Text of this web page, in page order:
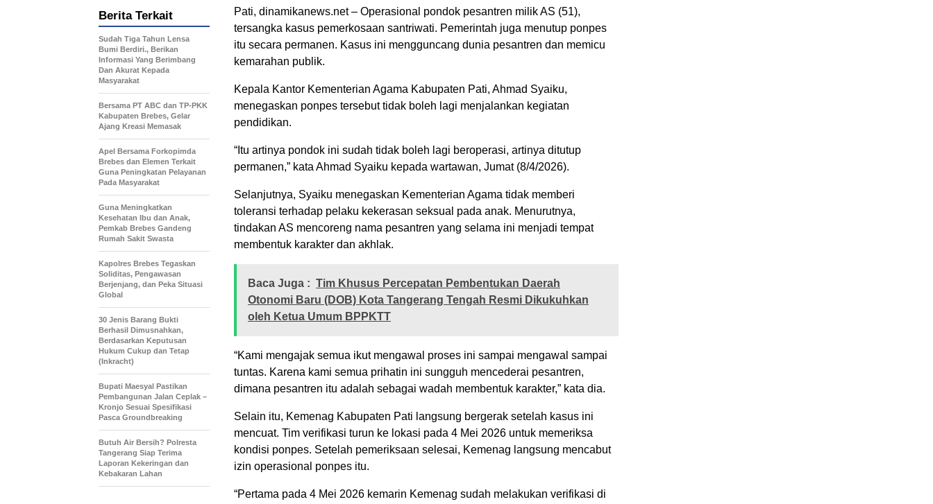
Pati, dinamikanews.net – Operasional pondok pesantren milik AS (51),
tersangka kasus pemerkosaan santriwati. Pemerintah juga menutup ponpes
itu secara permanen. Kasus ini mengguncang dunia pesantren dan memicu
kemarahan publik.
Kepala Kantor Kementerian Agama Kabupaten Pati, Ahmad Syaiku,
menegaskan ponpes tersebut tidak boleh lagi menjalankan kegiatan
pendidikan.
“Itu artinya pondok ini sudah tidak boleh lagi beroperasi, artinya ditutup
permanen,” kata Ahmad Syaiku kepada wartawan, Jumat (8/4/2026).
Selanjutnya, Syaiku menegaskan Kementerian Agama tidak memberi
toleransi terhadap pelaku kekerasan seksual pada anak. Menurutnya,
tindakan AS mencoreng nama pesantren yang selama ini menjadi tempat
membentuk karakter dan akhlak.
Baca Juga : Tim Khusus Percepatan Pembentukan Daerah
Otonomi Baru (DOB) Kota Tangerang Tengah Resmi Dikukuhkan
oleh Ketua Umum BPPKTT
“Kami mengajak semua ikut mengawal proses ini sampai mengawal sampai
tuntas. Karena kami semua prihatin ini sungguh mencederai pesantren,
dimana pesantren itu adalah sebagai wadah membentuk karakter,” kata dia.
Selain itu, Kemenag Kabupaten Pati langsung bergerak setelah kasus ini
mencuat. Tim verifikasi turun ke lokasi pada 4 Mei 2026 untuk memeriksa
kondisi ponpes. Setelah pemeriksaan selesai, Kemenag langsung mencabut
izin operasional ponpes itu.
“Pertama pada 4 Mei 2026 kemarin Kemenag sudah melakukan verifikasi di
Berita Terkait
Sudah Tiga Tahun Lensa
Bumi Berdiri., Berikan
Informasi Yang Berimbang
Dan Akurat Kepada
Masyarakat
Bersama PT ABC dan TP-PKK
Kabupaten Brebes, Gelar
Ajang Kreasi Memasak
Apel Bersama Forkopimda
Brebes dan Elemen Terkait
Guna Peningkatan Pelayanan
Pada Masyarakat
Guna Meningkatkan
Kesehatan Ibu dan Anak,
Pemkab Brebes Gandeng
Rumah Sakit Swasta
Kapolres Brebes Tegaskan
Soliditas, Pengawasan
Berjenjang, dan Peka Situasi
Global
30 Jenis Barang Bukti
Berhasil Dimusnahkan,
Berdasarkan Keputusan
Hukum Cukup dan Tetap
(Inkracht)
Bupati Maesyal Pastikan
Pembangunan Jalan Ceplak –
Kronjo Sesuai Spesifikasi
Pasca Groundbreaking
Butuh Air Bersih? Polresta
Tangerang Siap Terima
Laporan Kekeringan dan
Kebakaran Lahan